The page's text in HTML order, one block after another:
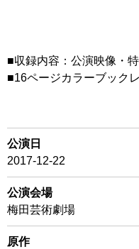
■収録内容：公演映像・
■16ページカラーブック
公演日
2017-12-22
公演会場
梅田芸術劇場
原作